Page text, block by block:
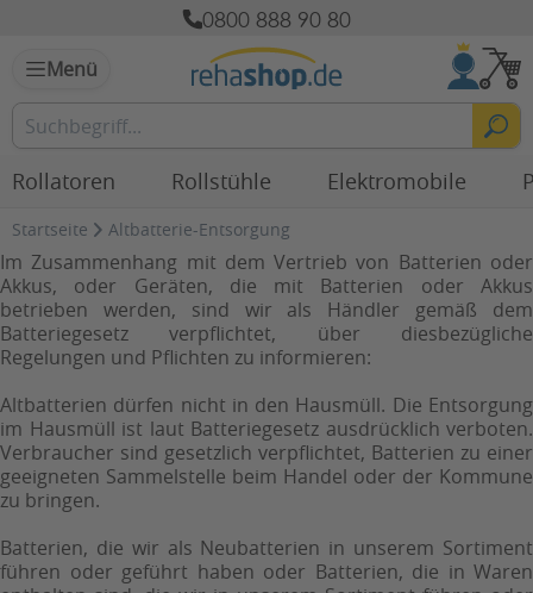
0800 888 90 80
Menü
Rollatoren Rollstühle Elektromobile
Startseite Altbatterie-Entsorgung
Im Zusammenhang mit dem Vertrieb von Batterien oder
Akkus, oder Geräten, die mit Batterien oder Akkus
betrieben werden, sind wir als Händler gemäß dem
Batteriegesetz verpflichtet, über diesbezügliche
Regelungen und Pflichten zu informieren:
Altbatterien dürfen nicht in den Hausmüll. Die Entsorgung
im Hausmüll ist laut Batteriegesetz ausdrücklich verboten.
Verbraucher sind gesetzlich verpflichtet, Batterien zu einer
geeigneten Sammelstelle beim Handel oder der Kommune
zu bringen.
Batterien, die wir als Neubatterien in unserem Sortiment
führen oder geführt haben oder Batterien, die in Waren